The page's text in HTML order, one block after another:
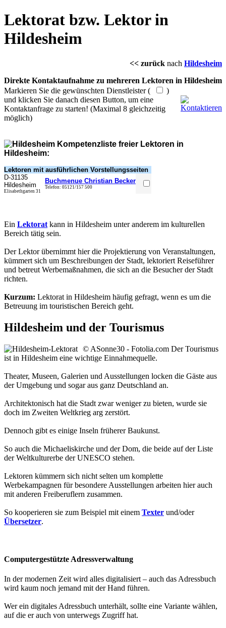
Lektorat bzw. Lektor in
Hildesheim
<< zurück nach Hildesheim
Direkte Kontaktaufnahme zu mehreren Lektoren in Hildesheim
Markieren Sie die gewünschten Dienstleister (
)
und klicken Sie danach diesen Button, um eine
Kontaktanfrage zu starten! (Maximal 8 gleichzeitig
möglich)
Kompetenzliste freier Lektoren in
Hildesheim:
Lektoren mit ausführlichen Vorstellungsseiten
D-31135
Hildesheim
Elisabethgarten 31
Buchmenue Christian Becker
Telefon: 05121/157 500
Ein Lektorat kann in Hildesheim unter anderem im kulturellen
Bereich tätig sein.
Der Lektor übernimmt hier die Projektierung von Veranstaltungen,
kümmert sich um Beschreibungen der Stadt, lektoriert Reiseführer
und betreut Werbemaßnahmen, die sich an die Besucher der Stadt
richten.
Kurzum: Lektorat in Hildesheim häufig gefragt, wenn es um die
Betreuung im touristischen Bereich geht.
Hildesheim und der Tourismus
© ASonne30 - Fotolia.com Der Tourismus
ist in Hildesheim eine wichtige Einnahmequelle.
Theater, Museen, Galerien und Ausstellungen locken die Gäste aus
der Umgebung und sogar aus ganz Deutschland an.
Architektonisch hat die Stadt zwar weniger zu bieten, wurde sie
doch im Zweiten Weltkrieg arg zerstört.
Dennoch gibt es einige Inseln früherer Baukunst.
So auch die Michaeliskirche und der Dom, die beide auf der Liste
der Weltkulturerbe der UNESCO stehen.
Lektoren kümmern sich nicht selten um komplette
Werbekampagnen für besondere Ausstellungen arbeiten hier auch
mit anderen Freiberuflern zusammen.
So kooperieren sie zum Beispiel mit einem Texter und/oder
Übersetzer.
Computergestützte Adressverwaltung
In der modernen Zeit wird alles digitalisiert – auch das Adressbuch
wird kaum noch jemand mit der Hand führen.
Wer ein digitales Adressbuch unterhält, sollte eine Variante wählen,
auf die er auch von unterwegs Zugriff hat.